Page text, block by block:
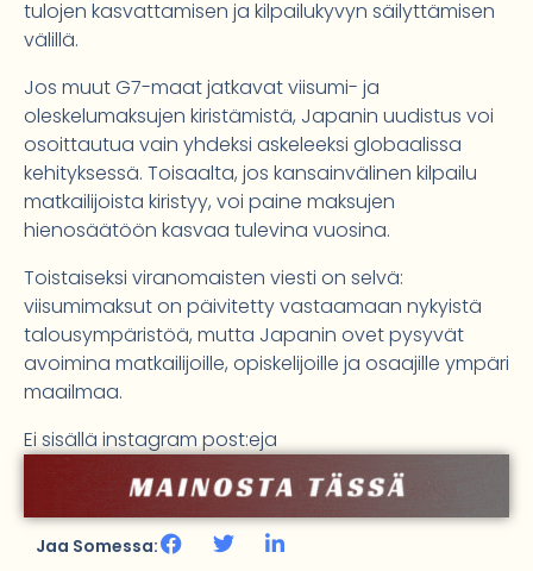
tulojen kasvattamisen ja kilpailukyvyn säilyttämisen
välillä.
Jos muut G7-maat jatkavat viisumi- ja
oleskelumaksujen kiristämistä, Japanin uudistus voi
osoittautua vain yhdeksi askeleeksi globaalissa
kehityksessä. Toisaalta, jos kansainvälinen kilpailu
matkailijoista kiristyy, voi paine maksujen
hienosäätöön kasvaa tulevina vuosina.
Toistaiseksi viranomaisten viesti on selvä:
viisumimaksut on päivitetty vastaamaan nykyistä
talousympäristöä, mutta Japanin ovet pysyvät
avoimina matkailijoille, opiskelijoille ja osaajille ympäri
maailmaa.
Ei sisällä instagram post:eja
Jaa Somessa: